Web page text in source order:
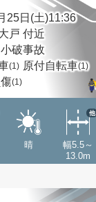
25日(土)11:36
戸 付近
破事故
(1) 原付自転車(1)
(1)
晴
幅5.5～
13.0m
他